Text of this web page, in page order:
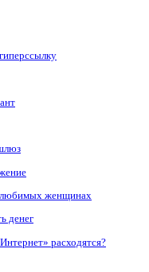
любимых женщинах
денег
расходятся?